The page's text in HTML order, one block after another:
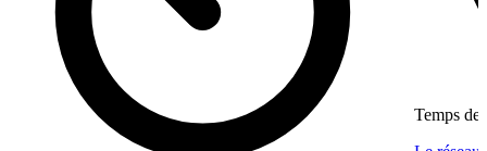
Temps de